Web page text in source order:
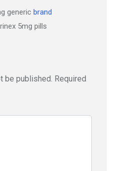
generic brand
5mg pills
be published. Required